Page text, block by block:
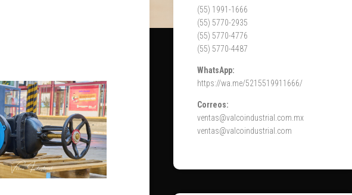
(55) 1991-1666
(55) 5770-2935
(55) 5770-4776
(55) 5770-4487
WhatsApp:
https://wa.me/5215519911666/
Correos:
ventas@valcoindustrial.com.mx
ventas@valcoindustrial.com